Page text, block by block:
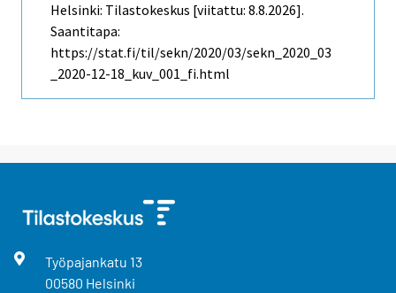
Helsinki: Tilastokeskus [viitattu: 8.8.2026].
Saantitapa:
https://stat.fi/til/sekn/2020/03/sekn_2020_03
_2020-12-18_kuv_001_fi.html
Työpajankatu 13
00580 Helsinki